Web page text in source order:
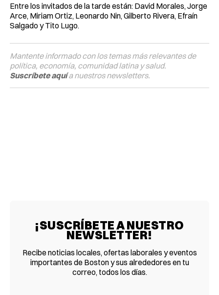
Entre los invitados de la tarde están: David Morales, Jorge
Arce, Miriam Ortiz, Leonardo Nin, Gilberto Rivera, Efraín
Salgado y Tito Lugo.
Mantente informado con los temas más relevantes de
política, economía, comunidad latina y salud.
Suscríbete aquía nuestros newsletters.
¡SUSCRÍBETE A NUESTRO
NEWSLETTER!
Recibe noticias locales, ofertas laborales y eventos
importantes de Boston y sus alrededores en tu
correo, todos los días.